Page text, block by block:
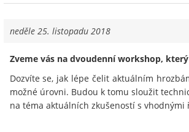
neděle 25. listopadu 2018
Zveme vás na dvoudenní workshop,
Dozvíte se, jak lépe čelit aktuálním
možné úrovni. Budou k tomu sloužit
na téma aktuálních zkušeností s